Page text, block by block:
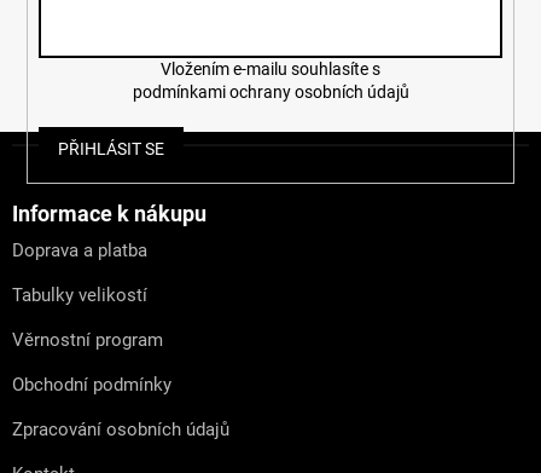
podmínkami ochrany osobních údajů
PŘIHLÁSIT SE
Informace k nákupu
Doprava a platba
Tabulky velikostí
Věrnostní program
Obchodní podmínky
Zpracování osobních údajů